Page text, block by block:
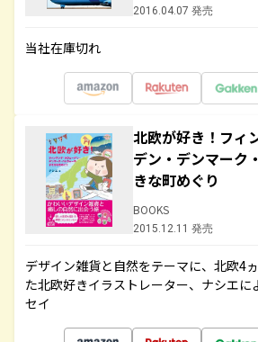
2016.04.07 発売
当社在庫切れ
北欧が好き！フィ
デン・デンマーク
きな町めぐり
BOOKS
2015.12.11 発売
デザイン雑貨と自然をテーマに、北欧4
た北欧好きイラストレーター、ナシエに
セイ